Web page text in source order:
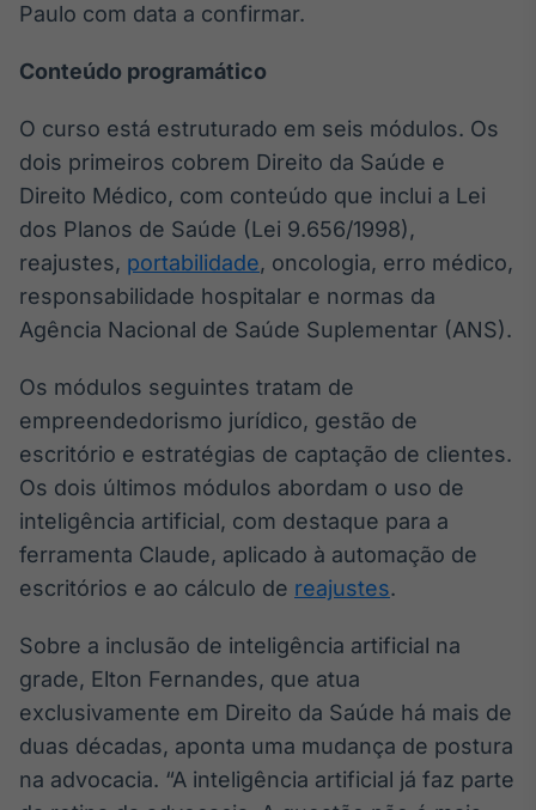
Gestão de
Investimentos
Em breve
Tokenização
de ativos
Crédito
Em breve
Paulo com data a confirmar.
Conteúdo programático
O curso está estruturado em seis módulos. Os
dois primeiros cobrem Direito da Saúde e
Direito Médico, com conteúdo que inclui a Lei
dos Planos de Saúde (Lei 9.656/1998),
reajustes, portabilidade, oncologia, erro médico,
responsabilidade hospitalar e normas da
Agência Nacional de Saúde Suplementar (ANS).
Os módulos seguintes tratam de
empreendedorismo jurídico, gestão de
escritório e estratégias de captação de clientes.
Os dois últimos módulos abordam o uso de
inteligência artificial, com destaque para a
ferramenta Claude, aplicado à automação de
escritórios e ao cálculo de reajustes.
Sobre a inclusão de inteligência artificial na
grade, Elton Fernandes, que atua
exclusivamente em Direito da Saúde há mais de
duas décadas, aponta uma mudança de postura
na advocacia. “A inteligência artificial já faz parte